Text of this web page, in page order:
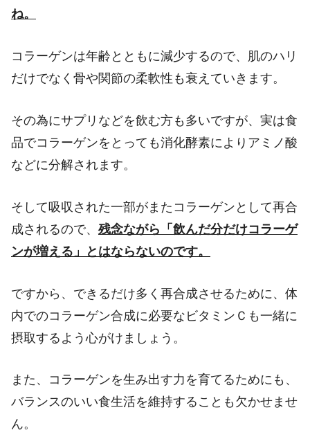
ね。
コラーゲンは年齢とともに減少するので、肌のハリ
だけでなく骨や関節の柔軟性も衰えていきます。
その為にサプリなどを飲む方も多いですが、実は食
品でコラーゲンをとっても消化酵素によりアミノ酸
などに分解されます。
そして吸収された一部がまたコラーゲンとして再合
成されるので、 残念ながら「飲んだ分だけコラーゲ
ンが増える」とはならないのです。
ですから、できるだけ多く再合成させるために、体
内でのコラーゲン合成に必要なビタミンＣも一緒に
摂取するよう心がけましょう。
また、コラーゲンを生み出す力を育てるためにも、
バランスのいい食生活を維持することも欠かせませ
ん。